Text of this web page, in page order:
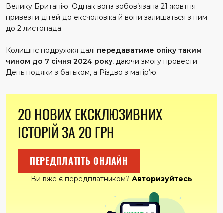
Велику Британію. Однак вона зобов’язана 21 жовтня
привезти дітей до ексчоловіка й вони залишаться з ним
до 2 листопада.
Колишнє подружжя далі передаватиме опіку таким
чином до 7 січня 2024 року, даючи змогу провести
День подяки з батьком, а Різдво з матір’ю.
20 НОВИХ ЕКСКЛЮЗИВНИХ
ІСТОРІЙ ЗА 20 ГРН
ПЕРЕДПЛАТІТЬ ОНЛАЙН
Ви вже є передплатником? Авторизуйтесь